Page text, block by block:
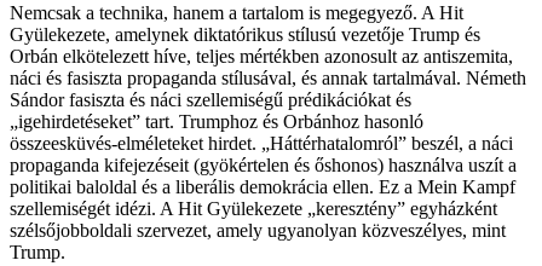
Nemcsak a technika, hanem a tartalom is megegyező. A Hit
Gyülekezete, amelynek diktatórikus stílusú vezetője Trump és
Orbán elkötelezett híve, teljes mértékben azonosult az antiszemita,
náci és fasiszta propaganda stílusával, és annak tartalmával. Németh
Sándor fasiszta és náci szellemiségű prédikációkat és
„igehirdetéseket” tart. Trumphoz és Orbánhoz hasonló
összeesküvés-elméleteket hirdet. „Háttérhatalomról” beszél, a náci
propaganda kifejezéseit (gyökértelen és őshonos) használva uszít a
politikai baloldal és a liberális demokrácia ellen. Ez a Mein Kampf
szellemiségét idézi. A Hit Gyülekezete „keresztény” egyházként
szélsőjobboldali szervezet, amely ugyanolyan közveszélyes, mint
Trump.